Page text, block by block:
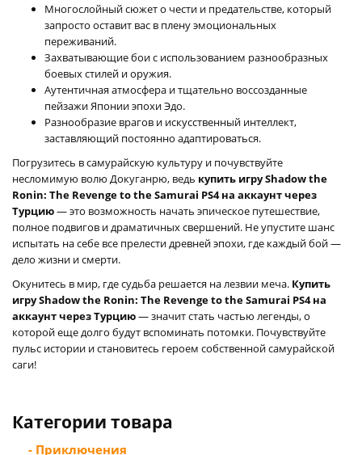
Многослойный сюжет о чести и предательстве, который
запросто оставит вас в плену эмоциональных
переживаний.
Захватывающие бои с использованием разнообразных
боевых стилей и оружия.
Аутентичная атмосфера и тщательно воссозданные
пейзажи Японии эпохи Эдо.
Разнообразие врагов и искусственный интеллект,
заставляющий постоянно адаптироваться.
Погрузитесь в самурайскую культуру и почувствуйте
несломимую волю Докуганрю, ведь купить игру Shadow the
Ronin: The Revenge to the Samurai PS4 на аккаунт через
Турцию— это возможность начать эпическое путешествие,
полное подвигов и драматичных свершений. Не упустите шанс
испытать на себе все прелести древней эпохи, где каждый бой —
дело жизни и смерти.
Окунитесь в мир, где судьба решается на лезвии меча. Купить
игру Shadow the Ronin: The Revenge to the Samurai PS4 на
аккаунт через Турцию— значит стать частью легенды, о
которой еще долго будут вспоминать потомки. Почувствуйте
пульс истории и становитесь героем собственной самурайской
саги!
Категории товара
- Приключения